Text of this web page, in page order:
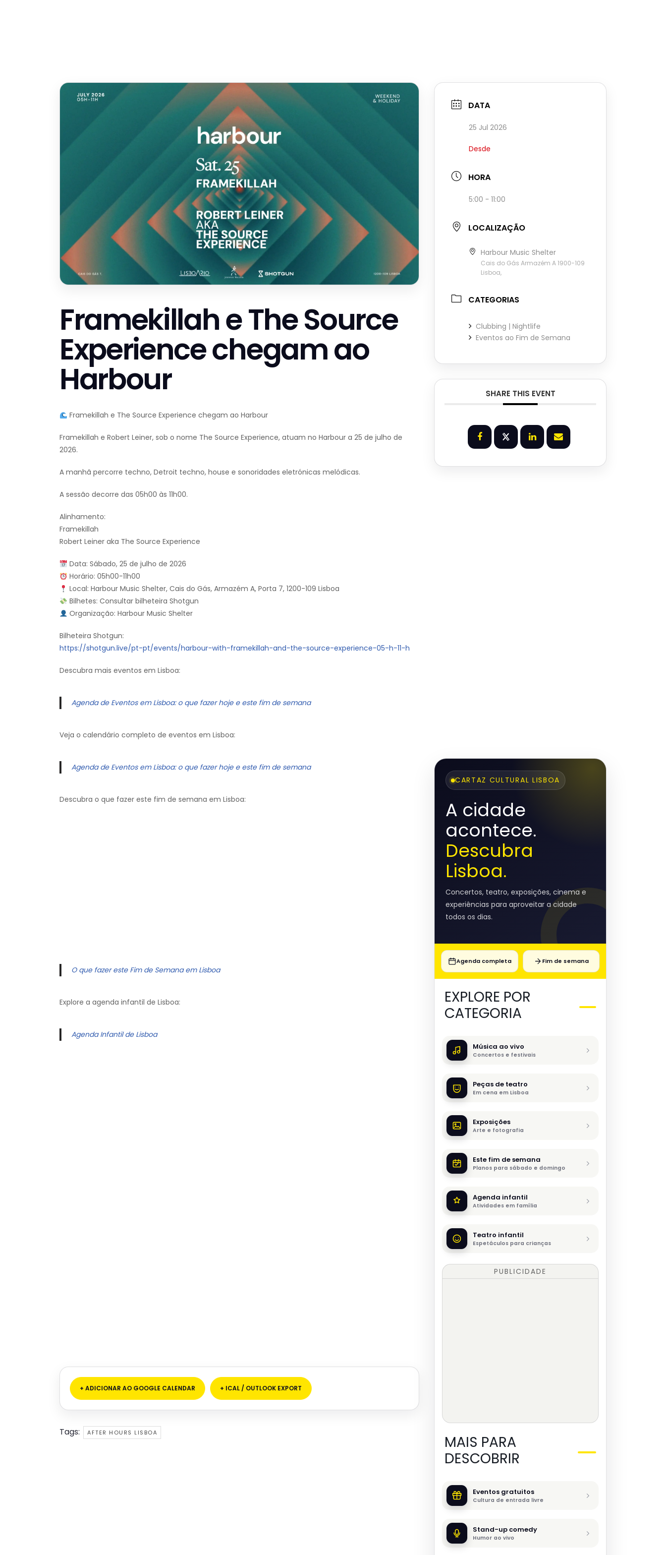
Framekillah e The Source
Experience chegam ao
Harbour
Framekillah e The Source Experience chegam ao Harbour
Framekillah e Robert Leiner, sob o nome The Source Experience, atuam no Harbour a 25 de julho de
2026.
A manhã percorre techno, Detroit techno, house e sonoridades eletrónicas melódicas.
A sessão decorre das 05h00 às 11h00.
Alinhamento:
Framekillah
Robert Leiner aka The Source Experience
Data: Sábado, 25 de julho de 2026
Horário: 05h00-11h00
Local: Harbour Music Shelter, Cais do Gás, Armazém A, Porta 7, 1200-109 Lisboa
Bilhetes: Consultar bilheteira Shotgun
Organização: Harbour Music Shelter
Bilheteira Shotgun:
https://shotgun.live/pt-pt/events/harbour-with-framekillah-and-the-source-experience-05-h-11-h
Descubra mais eventos em Lisboa:
Agenda de Eventos em Lisboa: o que fazer hoje e este fim de semana
Veja o calendário completo de eventos em Lisboa:
Agenda de Eventos em Lisboa: o que fazer hoje e este fim de semana
Descubra o que fazer este fim de semana em Lisboa:
O que fazer este Fim de Semana em Lisboa
Explore a agenda infantil de Lisboa:
Agenda Infantil de Lisboa
+ ADICIONAR AO GOOGLE CALENDAR + ICAL / OUTLOOK EXPORT
Tags: AFTER HOURS LISBOA
DATA
25 Jul 2026
Desde
HORA
5:00 - 11:00
LOCALIZAÇÃO
Harbour Music Shelter
Cais do Gás Armazém A 1900-109
Lisboa,
CATEGORIAS
Clubbing | Nightlife
Eventos ao Fim de Semana
SHARE THIS EVENT
CARTAZ CULTURAL LISBOA
A cidade
acontece.
Descubra
Lisboa.
Concertos, teatro, exposições, cinema e
experiências para aproveitar a cidade
todos os dias.
Agenda completa Fim de semana
EXPLORE POR
CATEGORIA
Música ao vivo
Concertos e festivais
Peças de teatro
Em cena em Lisboa
Exposições
Arte e fotografia
Este fim de semana
Planos para sábado e domingo
Agenda infantil
Atividades em família
Teatro infantil
Espetáculos para crianças
PUBLICIDADE
MAIS PARA
DESCOBRIR
Eventos gratuitos
Cultura de entrada livre
Stand-up comedy
Humor ao vivo